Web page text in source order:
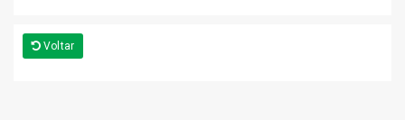
Voltar